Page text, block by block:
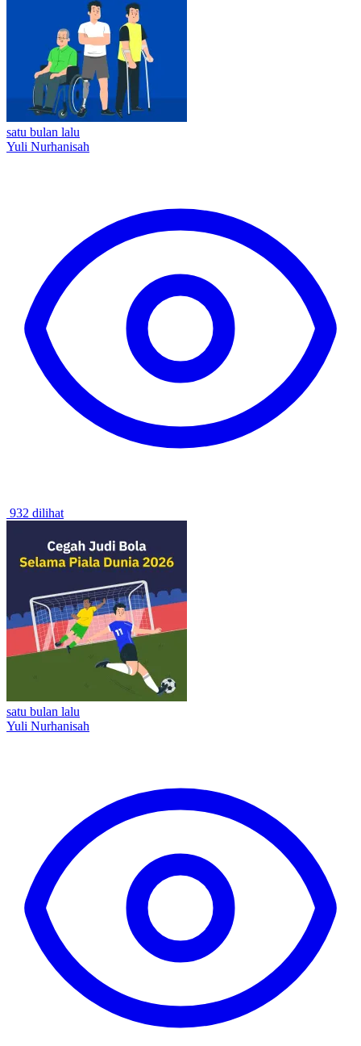
satu bulan lalu
Yuli Nurhanisah
932 dilihat
satu bulan lalu
Yuli Nurhanisah